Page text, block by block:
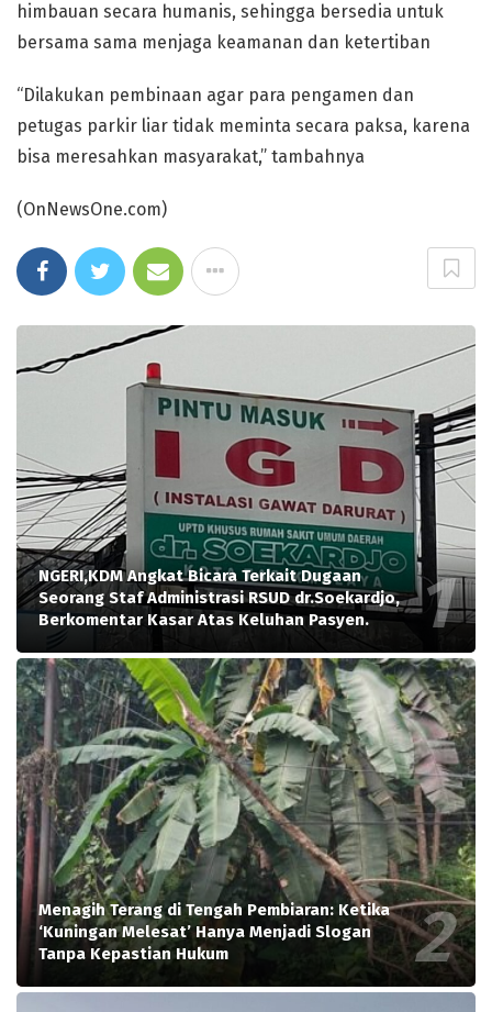
himbauan secara humanis, sehingga bersedia untuk
bersama sama menjaga keamanan dan ketertiban
“Dilakukan pembinaan agar para pengamen dan
petugas parkir liar tidak meminta secara paksa, karena
bisa meresahkan masyarakat,” tambahnya
(OnNewsOne.com)
NGERI,KDM Angkat Bicara Terkait Dugaan
Seorang Staf Administrasi RSUD dr.Soekardjo,
Berkomentar Kasar Atas Keluhan Pasyen.
Menagih Terang di Tengah Pembiaran: Ketika
‘Kuningan Melesat’ Hanya Menjadi Slogan
Tanpa Kepastian Hukum